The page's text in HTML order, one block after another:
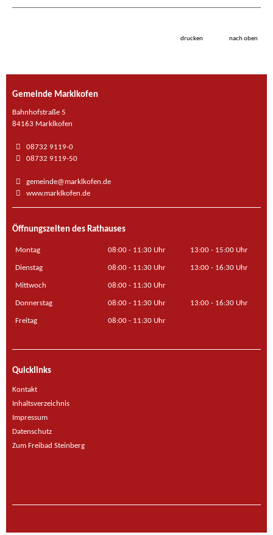
drucken nach oben
Gemeinde Marklkofen
Bahnhofstraße 5
84163 Marklkofen
08732 9119-0
08732 9119-50
gemeinde@marklkofen.de
www.marklkofen.de
Öffnungszeiten des Rathauses
Montag 08:00 - 11:30 Uhr 13:00 - 15:00 Uhr
Dienstag 08:00 - 11:30 Uhr 13:00 - 16:30 Uhr
Mittwoch 08:00 - 11:30 Uhr
Donnerstag 08:00 - 11:30 Uhr 13:00 - 16:30 Uhr
Freitag 08:00 - 11:30 Uhr
Quicklinks
Kontakt
Inhaltsverzeichnis
Impressum
Datenschutz
Zum Freibad Steinberg